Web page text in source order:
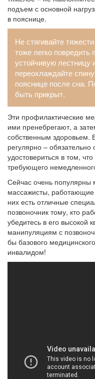
подъем с основной
в пояснице.
Не стягивайте
тоже легко повредить
устойчивую лестницу
переохлаждайте
пояснице после сна.
быть прикрыт.
Эти профилактические
ими пренебрегают, а
собственным здоровьем.
регулярно – обязательно
удостовериться в том,
требующего
Сейчас очень популярны
массажисты, работающие
них есть отличные
позвоночник тому, кто
убедитесь в его высокой
манипуляциям с
бы базового
инвалидом!